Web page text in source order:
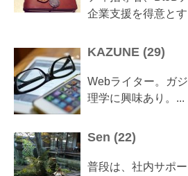
企業支援を得意と
KAZUNE (29)
Webライター。ガ
理学に興味あり。...
Sen (22)
普段は、社内サポ